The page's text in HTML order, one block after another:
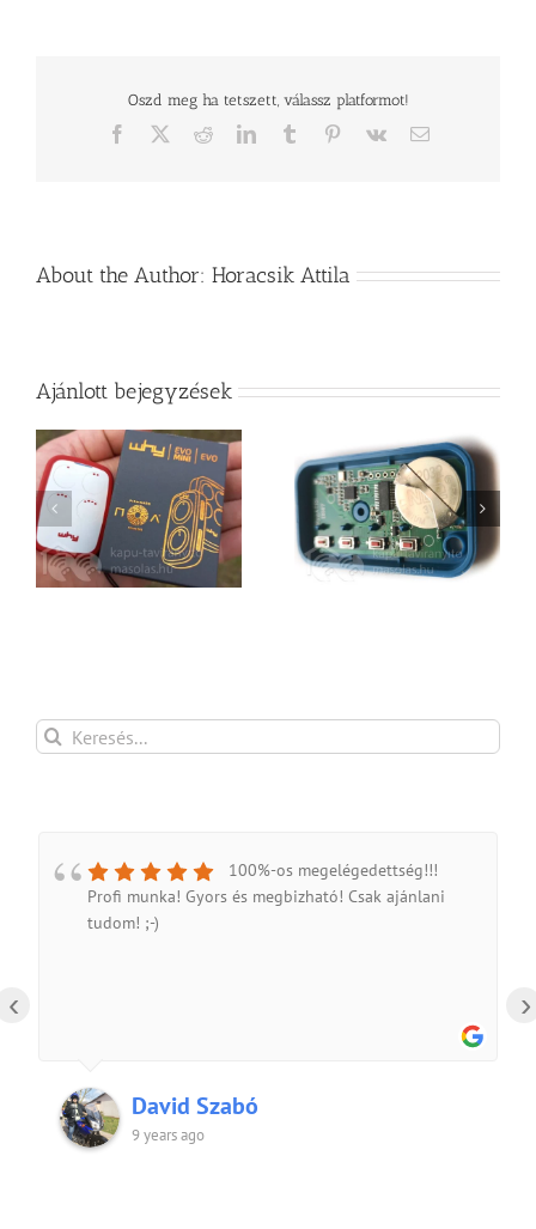
Oszd meg ha tetszett, válassz platformot!
Facebook RedditLinkedInTumblr Pinterest
Vk Email:
About the Author: Horacsik Attila
Ajánlott bejegyzések
Kapu távirányító
karbantartás
Kapu távirányító
kisokos
Keresés...
100%-os megelégedettség!!!
Profi munka! Gyors és megbizható! Csak ajánlani
tudom! ;-)
David Szabó
9 years ago
‹ ›